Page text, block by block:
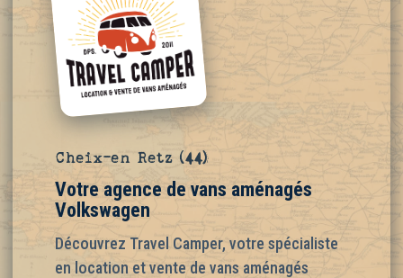
Cheix-en Retz (44)
Votre agence de vans aménagés
Volkswagen
Découvrez Travel Camper, votre spécialiste
en location et vente de vans aménagés